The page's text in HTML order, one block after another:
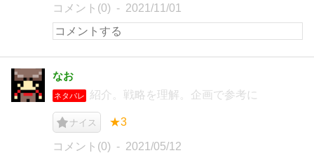
コメント(0) 2021/11/01
なお
ネタバレ 紹介。戦略を理解。企画で参考に
ナイス ★3
コメント(0) 2021/05/12